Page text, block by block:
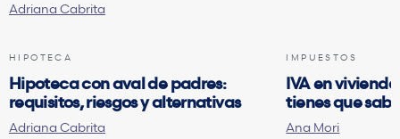
Adriana Cabrita
HIPOTECA
Hipoteca con aval de padres:
requisitos, riesgos y alternativas
Adriana Cabrita
IMPUESTOS
IVA en
tienes que
Ana Mori